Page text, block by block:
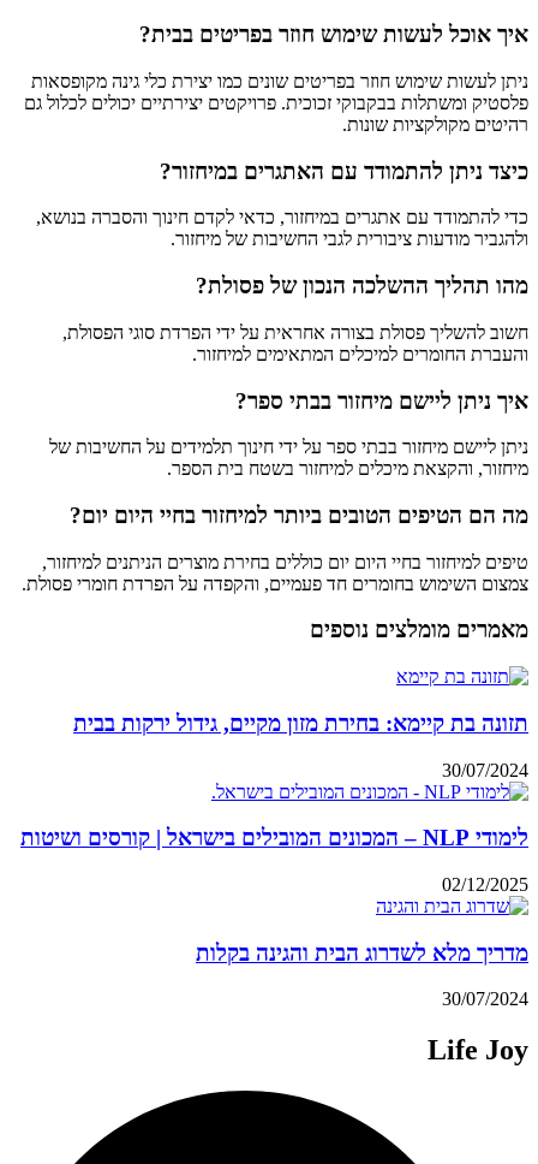
איך אוכל לעשות שימוש חוזר בפריטים בבית?
ניתן לעשות שימוש חוזר בפריטים שונים כמו יצירת כלי גינה מקופסאות
פלסטיק ומשתלות בבקבוקי זכוכית. פרויקטים יצירתיים יכולים לכלול גם
רהיטים מקולקציות שונות.
כיצד ניתן להתמודד עם האתגרים במיחזור?
כדי להתמודד עם אתגרים במיחזור, כדאי לקדם חינוך והסברה בנושא,
ולהגביר מודעות ציבורית לגבי החשיבות של מיחזור.
מהו תהליך ההשלכה הנכון של פסולת?
חשוב להשליך פסולת בצורה אחראית על ידי הפרדת סוגי הפסולת,
והעברת החומרים למיכלים המתאימים למיחזור.
איך ניתן ליישם מיחזור בבתי ספר?
ניתן ליישם מיחזור בבתי ספר על ידי חינוך תלמידים על החשיבות של
מיחזור, והקצאת מיכלים למיחזור בשטח בית הספר.
מה הם הטיפים הטובים ביותר למיחזור בחיי היום יום?
טיפים למיחזור בחיי היום יום כוללים בחירת מוצרים הניתנים למיחזור,
צמצום השימוש בחומרים חד פעמיים, והקפדה על הפרדת חומרי פסולת.
מאמרים מומלצים נוספים
תזונה בת קיימא: בחירת מזון מקיים, גידול ירקות בבית
30/07/2024
לימודי NLP – המכונים המובילים בישראל | קורסים ושיטות
02/12/2025
מדריך מלא לשדרוג הבית והגינה בקלות
30/07/2024
Life Joy